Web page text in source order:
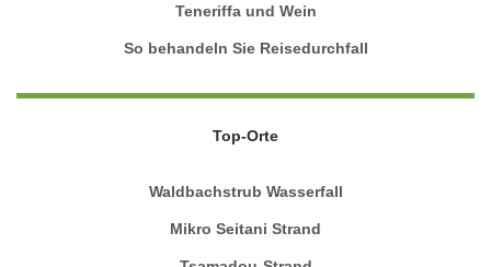
Teneriffa und Wein
So behandeln Sie Reisedurchfall
Top-Orte
Waldbachstrub Wasserfall
Mikro Seitani Strand